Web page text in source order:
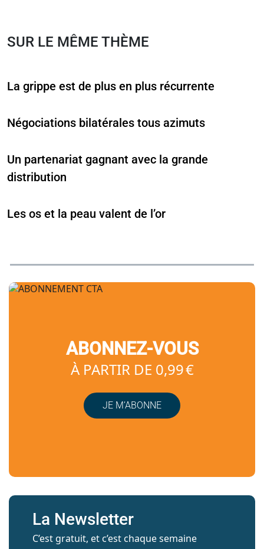
SUR LE MÊME THÈME
La grippe est de plus en plus récurrente
Négociations bilatérales tous azimuts
Un partenariat gagnant avec la grande
distribution
Les os et la peau valent de l’or
ABONNEZ-VOUS
À PARTIR DE 0,99 €
JE M’ABONNE
La Newsletter
C’est gratuit, et c’est chaque semaine